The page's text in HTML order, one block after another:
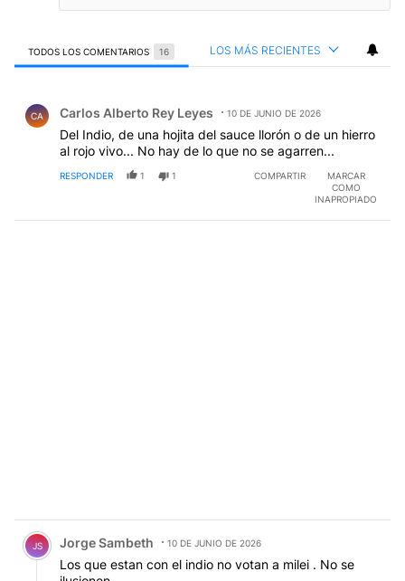
TODOS LOS COMENTARIOS 16 LOS MÁS RECIENTES
CA Carlos Alberto Rey Leyes 10 DE JUNIO DE 2026
Del Indio, de una hojita del sauce llorón o de un hierro
al rojo vivo... No hay de lo que no se agarren...
RESPONDER 1 1 COMPARTIR
MARCAR
COMO
INAPROPIADO
Comentario de Jorge Sambeth.
JS Jorge Sambeth 10 DE JUNIO DE 2026
Los que estan con el indio no votan a milei . No se